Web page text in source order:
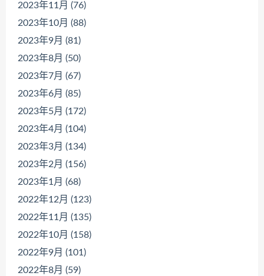
2023年11月 (76)
2023年10月 (88)
2023年9月 (81)
2023年8月 (50)
2023年7月 (67)
2023年6月 (85)
2023年5月 (172)
2023年4月 (104)
2023年3月 (134)
2023年2月 (156)
2023年1月 (68)
2022年12月 (123)
2022年11月 (135)
2022年10月 (158)
2022年9月 (101)
2022年8月 (59)